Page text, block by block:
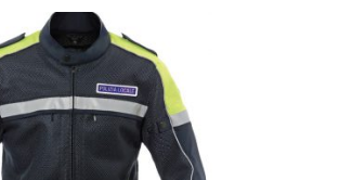
Aggiungi
alla lista
dei
desideri